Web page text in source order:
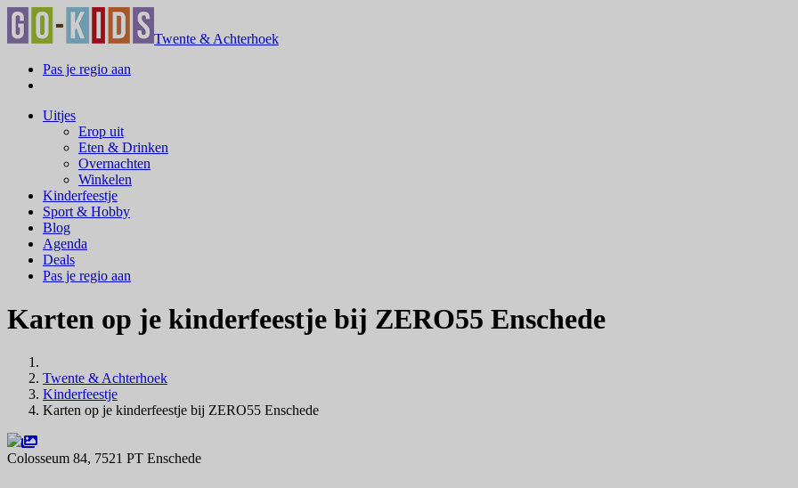
Twente & Achterhoek
Pas je regio aan
Uitjes
Erop uit
Eten & Drinken
Overnachten
Winkelen
Kinderfeestje
Sport & Hobby
Blog
Agenda
Deals
Pas je regio aan
Karten op je kinderfeestje bij ZERO55 Enschede
Twente & Achterhoek
Kinderfeestje
Karten op je kinderfeestje bij ZERO55 Enschede
Colosseum 84, 7521 PT Enschede